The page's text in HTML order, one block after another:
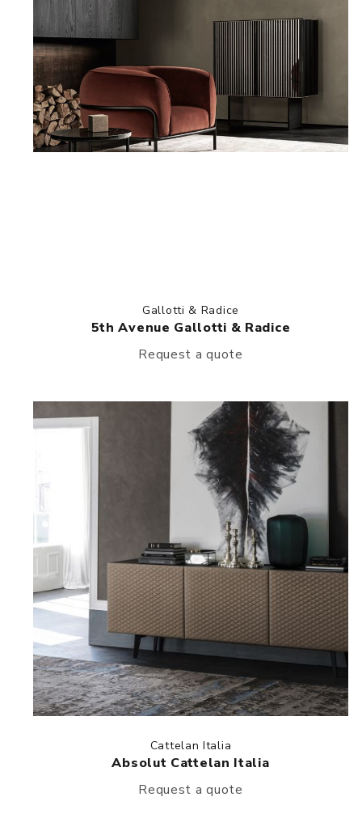
Gallotti & Radice
5th Avenue Gallotti & Radice
Request a quote
Cattelan Italia
Absolut Cattelan Italia
Request a quote